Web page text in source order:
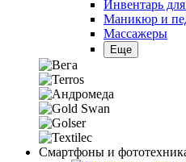
Инвентарь
Маникюр и
Массажеры
Еще
Смартфоны и